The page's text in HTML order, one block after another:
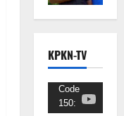
KPKN-TV
Pemutar
Video
Code
150: